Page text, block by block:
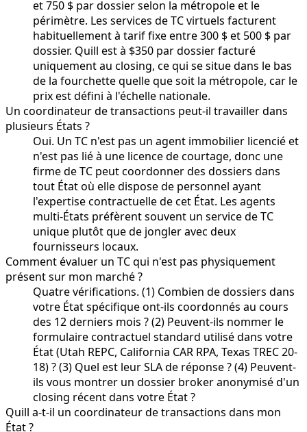
et 750 $ par dossier selon la métropole et le
périmètre. Les services de TC virtuels facturent
habituellement à tarif fixe entre 300 $ et 500 $ par
dossier. Quill est à $350 par dossier facturé
uniquement au closing, ce qui se situe dans le bas
de la fourchette quelle que soit la métropole, car le
prix est défini à l'échelle nationale.
Un coordinateur de transactions peut-il travailler dans
plusieurs États ?
Oui. Un TC n'est pas un agent immobilier licencié et
n'est pas lié à une licence de courtage, donc une
firme de TC peut coordonner des dossiers dans
tout État où elle dispose de personnel ayant
l'expertise contractuelle de cet État. Les agents
multi-États préfèrent souvent un service de TC
unique plutôt que de jongler avec deux
fournisseurs locaux.
Comment évaluer un TC qui n'est pas physiquement
présent sur mon marché ?
Quatre vérifications. (1) Combien de dossiers dans
votre État spécifique ont-ils coordonnés au cours
des 12 derniers mois ? (2) Peuvent-ils nommer le
formulaire contractuel standard utilisé dans votre
État (Utah REPC, California CAR RPA, Texas TREC 20-
18) ? (3) Quel est leur SLA de réponse ? (4) Peuvent-
ils vous montrer un dossier broker anonymisé d'un
closing récent dans votre État ?
Quill a-t-il un coordinateur de transactions dans mon
État ?